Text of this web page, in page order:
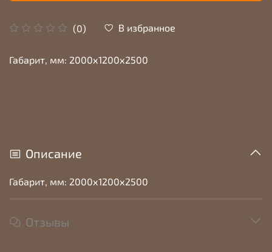
(0) В избранное
Габарит, мм: 2000х1200х2500
Описание
Габарит, мм: 2000х1200х2500
Отзывы